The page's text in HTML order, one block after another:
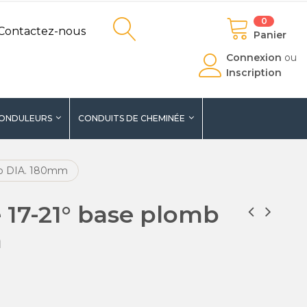
nous
0
Panier
Connexion ou
Inscription
CONDUITS DE CHEMINÉE
DIA. 180mm
21° base plomb